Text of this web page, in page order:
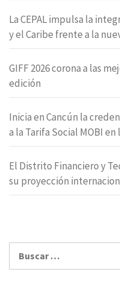
La CEPAL impulsa la
y el Caribe frente a la
GIFF 2026 corona a las
edición
Inicia en Cancún la
a la Tarifa Social MOBI
El Distrito Financiero y
su proyección